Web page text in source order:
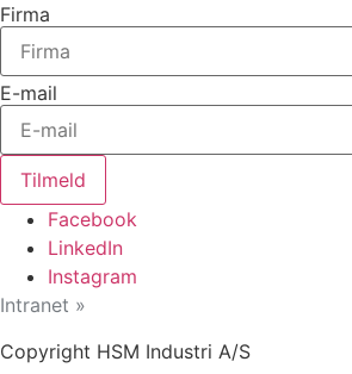
Firma
E-mail
Tilmeld
Facebook
LinkedIn
Instagram
Intranet »
Copyright HSM Industri A/S